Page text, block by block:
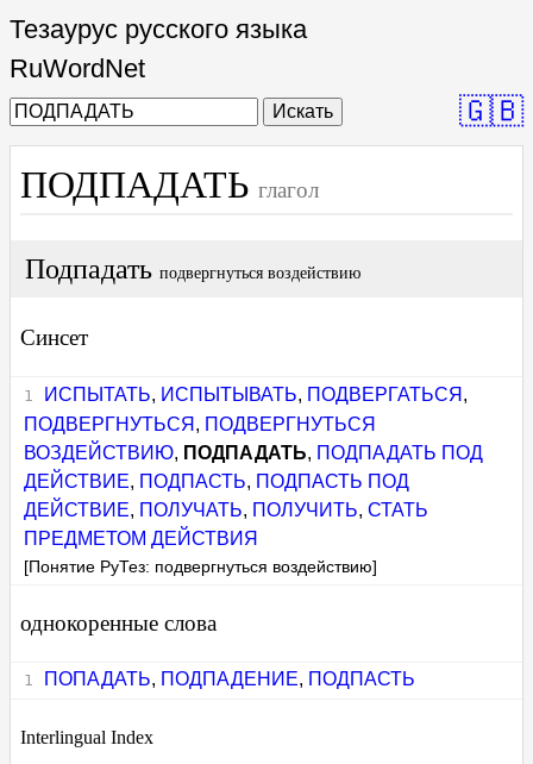
Тезаурус русского языка
RuWordNet
Искать 🇬🇧
ПОДПАДАТЬ глагол
Подпадать подвергнуться воздействию
Синсет
ИСПЫТАТЬ, ИСПЫТЫВАТЬ, ПОДВЕРГАТЬСЯ ,
ПОДВЕРГНУТЬСЯ , ПОДВЕРГНУТЬСЯ
ВОЗДЕЙСТВИЮ, ПОДПАДАТЬ, ПОДПАДАТЬ ПОД
ДЕЙСТВИЕ, ПОДПАСТЬ, ПОДПАСТЬ ПОД
ДЕЙСТВИЕ, ПОЛУЧАТЬ, ПОЛУЧИТЬ,СТАТЬ
ПРЕДМЕТОМ ДЕЙСТВИЯ
[Понятие РуТез: подвергнуться воздействию]
однокоренные слова
ПОПАДАТЬ, ПОДПАДЕНИЕ, ПОДПАСТЬ
Interlingual Index